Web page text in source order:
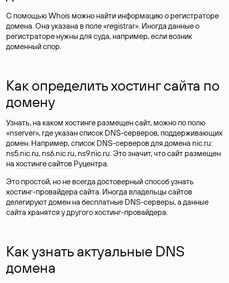
С помощью Whois можно найти информацию о регистраторе
домена. Она указана в поле «registrar». Иногда данные о
регистраторе нужны для суда, например, если возник
доменный спор.
Как определить хостинг сайта по
домену
Узнать, на каком хостинге размещен сайт, можно по полю
«nserver», где указан список DNS-серверов, поддерживающих
домен. Например, список DNS-серверов для домена nic.ru:
ns5.nic.ru, ns6.nic.ru, ns9.nic.ru. Это значит, что сайт размещен
на хостинге сайтов Руцентра.
Это простой, но не всегда достоверный способ узнать
хостинг-провайдера сайта. Иногда владельцы сайтов
делегируют домен на бесплатные DNS-серверы, а данные
сайта хранятся у другого хостинг-провайдера.
Как узнать актуальные DNS
домена